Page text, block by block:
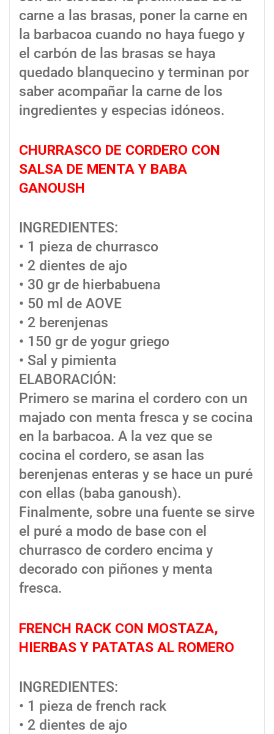
carne a las brasas, poner la carne en
la barbacoa cuando no haya fuego y
el carbón de las brasas se haya
quedado blanquecino y terminan por
saber acompañar la carne de los
ingredientes y especias idóneos.
CHURRASCO DE CORDERO CON
SALSA DE MENTA Y BABA
GANOUSH
INGREDIENTES:
• 1 pieza de churrasco
• 2 dientes de ajo
• 30 gr de hierbabuena
• 50 ml de AOVE
• 2 berenjenas
• 150 gr de yogur griego
• Sal y pimienta
ELABORACIÓN:
Primero se marina el cordero con un
majado con menta fresca y se cocina
en la barbacoa. A la vez que se
cocina el cordero, se asan las
berenjenas enteras y se hace un puré
con ellas (baba ganoush).
Finalmente, sobre una fuente se sirve
el puré a modo de base con el
churrasco de cordero encima y
decorado con piñones y menta
fresca.
FRENCH RACK CON MOSTAZA,
HIERBAS Y PATATAS AL ROMERO
INGREDIENTES:
• 1 pieza de french rack
• 2 dientes de ajo